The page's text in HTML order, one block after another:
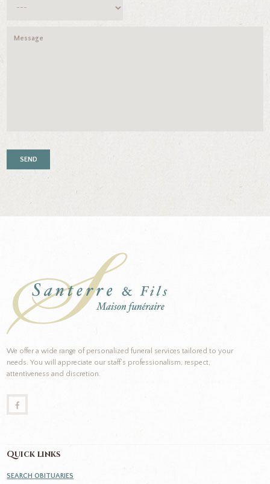
We offer a wide range of personalized funeral services tailored to your
needs. You will appreciate our staff’s professionalism, respect,
attentiveness and discretion.
Quick links
SEARCH OBITUARIES